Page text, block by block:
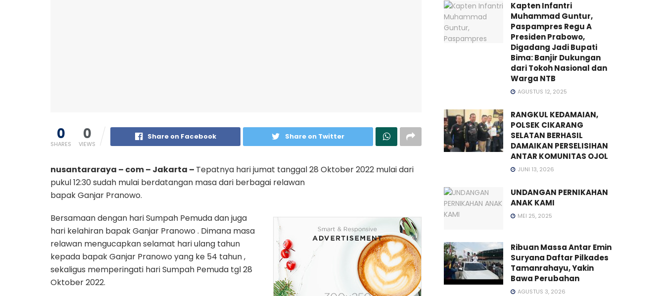
0
SHARES
0
VIEWS
Share on Facebook Share on Twitter
nusantararaya – com – Jakarta – Tepatnya hari jumat tanggal 28 Oktober 2022 mulai dari
pukul 12:30 sudah mulai berdatangan masa dari berbagai relawan
bapak Ganjar Pranowo.
Bersamaan dengan hari Sumpah Pemuda dan juga
hari kelahiran bapak Ganjar Pranowo . Dimana masa
relawan mengucapkan selamat hari ulang tahun
kepada bapak Ganjar Pranowo yang ke 54 tahun ,
sekaligus memperingati hari Sumpah Pemuda tgl 28
Oktober 2022.
Kapten Infantri
Muhammad Guntur,
Paspampres Regu A
Presiden Prabowo,
Digadang Jadi Bupati
Bima: Banjir Dukungan
dari Tokoh Nasional dan
Warga NTB
AGUSTUS 12, 2025
RANGKUL KEDAMAIAN,
POLSEK CIKARANG
SELATAN BERHASIL
DAMAIKAN PERSELISIHAN
ANTAR KOMUNITAS OJOL
JUNI 13, 2026
UNDANGAN PERNIKAHAN
ANAK KAMI
MEI 25, 2025
Ribuan Massa Antar Emin
Suryana Daftar Pilkades
Tamanrahayu, Yakin
Bawa Perubahan
AGUSTUS 3, 2026